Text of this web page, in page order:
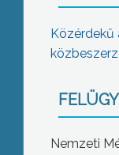
Közérdekű
Nemzeti